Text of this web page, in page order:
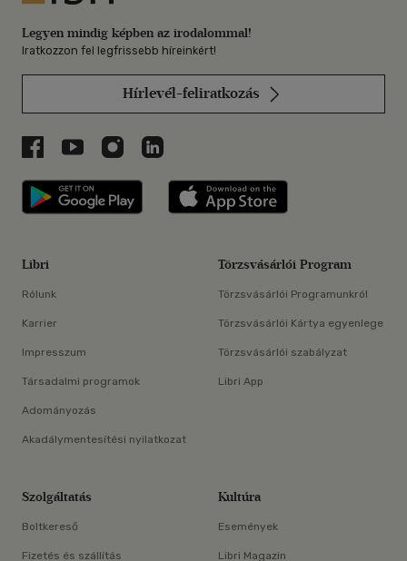
Legyen mindig képben az irodalommal!
Iratkozzon fel legfrissebb híreinkért!
Hírlevél-feliratkozás
Libri a Facebookon
Libri a Youtube-on
Libri az Instagramon
Libri a LinkedInen
Libri applikáció Szerezd meg: Google
Libri
Rólunk
Karrier
Impresszum
Társadalmi programok
Adományozás
Akadálymentesítési nyilatkozat
Törzsvásárlói Program
Törzsvásárlói Programunkról
Törzsvásárlói Kártya egyenlege
Törzsvásárlói szabályzat
Libri App
Szolgáltatás
Boltkereső
Fizetés és szállítás
Kultúra
Események
Libri Magazin